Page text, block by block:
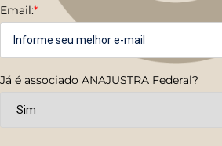
Email:*
Já é associado ANAJUSTRA Federal?